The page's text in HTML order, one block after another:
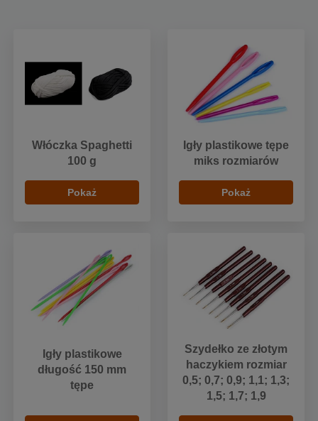
Włóczka Spaghetti
100 g
Pokaż
Igły plastikowe tępe
miks rozmiarów
Pokaż
Igły plastikowe
długość 150 mm
tępe
Szydełko ze złotym
haczykiem rozmiar
0,5; 0,7; 0,9; 1,1; 1,3;
1,5; 1,7; 1,9